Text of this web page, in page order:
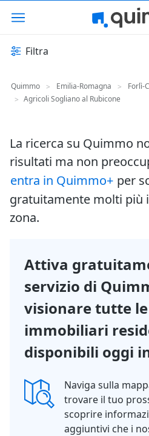
Filtra
Quimmo > Emilia-Romagna >
Forlì-
> Agricoli Sogliano al Rubicone
La ricerca su Quimmo
risultati ma non
entra in Quimmo+ per
gratuitamente molti più
zona.
Attiva
servizio di
visionare tutte
immobiliari
disponibili oggi
Naviga sulla
trovare il tuo
scoprire
aggiuntivi che i